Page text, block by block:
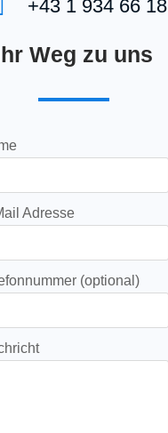
+43 1 934 66 18
Weg zu uns
Adresse
(optional)